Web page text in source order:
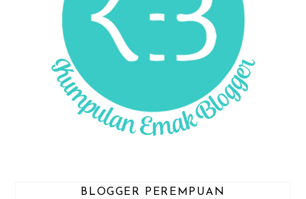
BLOGGER PEREMPUAN